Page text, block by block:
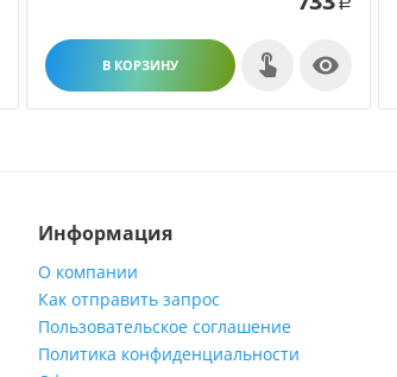
Р
В КОРЗИНУ 
Информация
О компании
Как отправить запрос
Пользовательское соглашение
Политика конфиденциальности